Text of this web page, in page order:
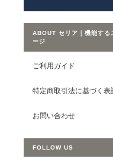
ABOUT セリア｜機能す
ージ
ご利用ガイド
特定商取引法に基づく表
お問い合わせ
FOLLOW US